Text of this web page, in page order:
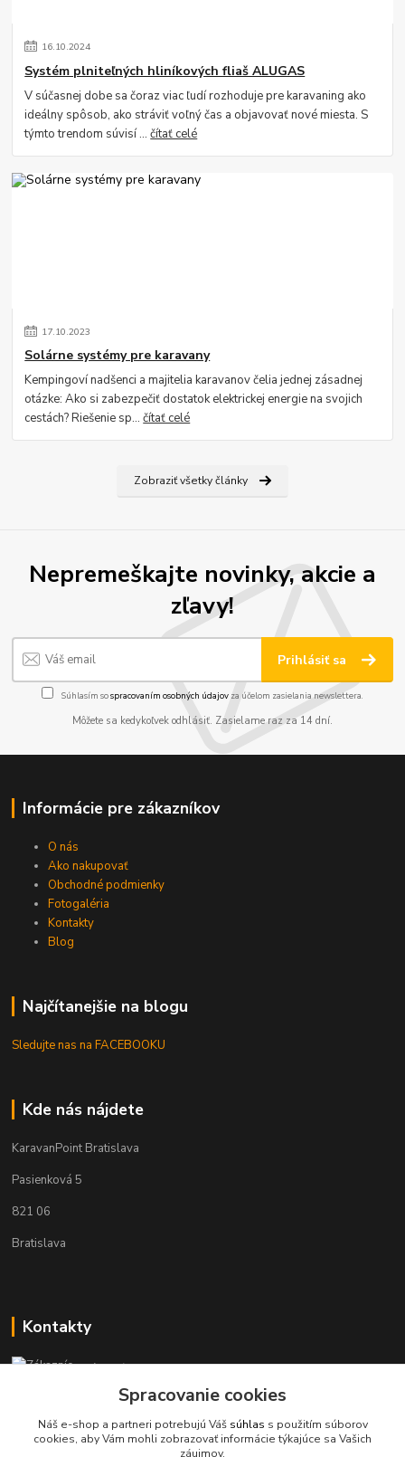
16.10.2024
Systém plniteľných hliníkových fliaš ALUGAS
V súčasnej dobe sa čoraz viac ľudí rozhoduje pre karavaning ako
ideálny spôsob, ako stráviť voľný čas a objavovať nové miesta. S
týmto trendom súvisí ...čítať celé
17.10.2023
Solárne systémy pre karavany
Kempingoví nadšenci a majitelia karavanov čelia jednej zásadnej
otázke: Ako si zabezpečiť dostatok elektrickej energie na svojich
cestách? Riešenie sp...čítať celé
Zobraziť všetky články
Nepremeškajte novinky, akcie a
zľavy!
Prihlásiť sa
Súhlasím sospracovaním osobných údajov za účelom zasielania newslettera.
Môžete sa kedykoľvek odhlásiť. Zasielame raz za 14 dní.
Informácie pre zákazníkov
O nás
Ako nakupovať
Obchodné podmienky
Fotogaléria
Kontakty
Blog
Najčítanejšie na blogu
Sledujte nas na FACEBOOKU
Kde nás nájdete
KaravanPoint Bratislava
Pasienková 5
821 06
Bratislava
Kontakty
Zákaznícka podpora KaravanPoint
+421902309993
(Po-Pia, 9-18 hod.)
info@karavanpoint.sk
Spracovanie cookies
Náš e-shop a partneri potrebujú Váš súhlas s použitím súborov
cookies, aby Vám mohli zobrazovať informácie týkajúce sa Vašich
záujmov.